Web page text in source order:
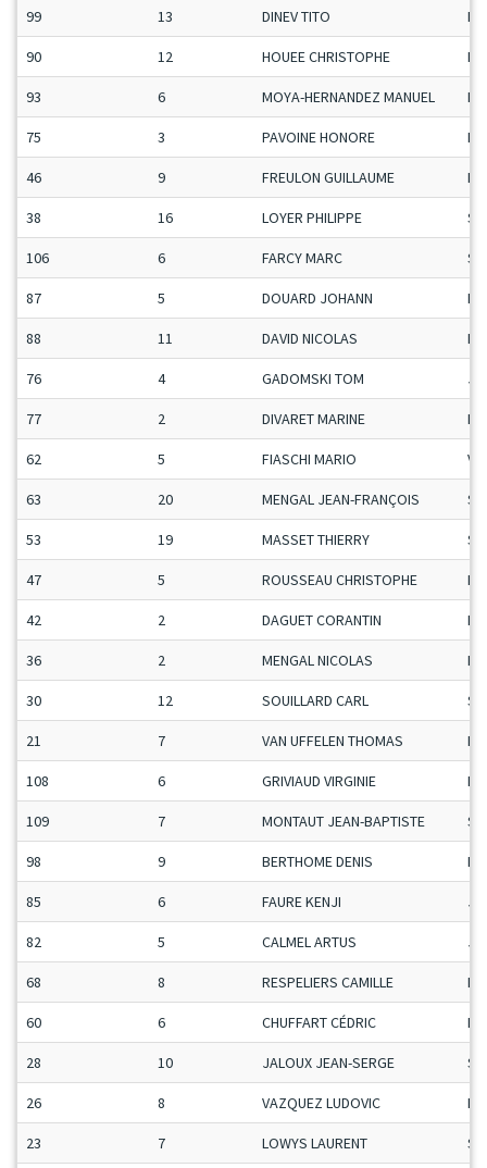
99 13 DINEV TITO
90 12 HOUEE CHRISTOPHE
93 6 MOYA-HERNANDEZ MANUEL
75 3 PAVOINE HONORE
46 9 FREULON GUILLAUME
38 16 LOYER PHILIPPE
106 6 FARCY MARC
87 5 DOUARD JOHANN
88 11 DAVID NICOLAS
76 4 GADOMSKI TOM
77 2 DIVARET MARINE
62 5 FIASCHI MARIO
63 20 MENGAL JEAN-FRANÇOIS
53 19 MASSET THIERRY
47 5 ROUSSEAU CHRISTOPHE
42 2 DAGUET CORANTIN
36 2 MENGAL NICOLAS
30 12 SOUILLARD CARL
21 7 VAN UFFELEN THOMAS
108 6 GRIVIAUD VIRGINIE
109 7 MONTAUT JEAN-BAPTISTE
98 9 BERTHOME DENIS
85 6 FAURE KENJI
82 5 CALMEL ARTUS
68 8 RESPELIERS CAMILLE
60 6 CHUFFART CÉDRIC
28 10 JALOUX JEAN-SERGE
26 8 VAZQUEZ LUDOVIC
23 7 LOWYS LAURENT